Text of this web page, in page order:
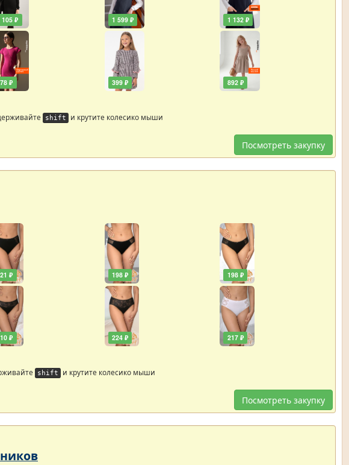
105 ₽
₽
1 599 ₽
399 ₽
1 132 ₽
892 ₽
shift и крутите колесико мыши
Посмотреть закупку
₽
₽
198 ₽
224 ₽
198 ₽
217 ₽
shift и крутите колесико мыши
Посмотреть закупку